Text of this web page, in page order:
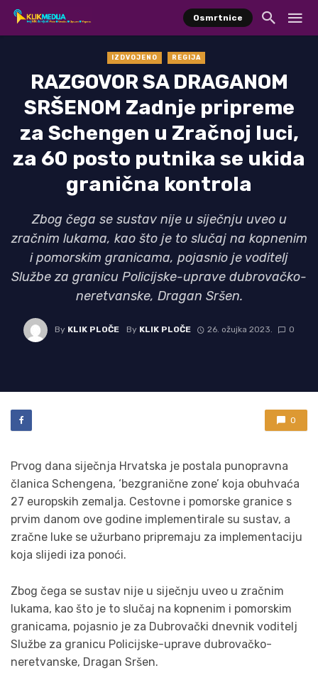
Osmrtnice
IZDVOJENO REGIJA
RAZGOVOR SA DRAGANOM
SRŠENOM Zadnje pripreme
za Schengen u Zračnoj luci,
za 60 posto putnika se ukida
granična kontrola
Zbog čega se sustav nije u siječnju uveo u
zračnim lukama, kao što je to slučaj na kopnenim
i pomorskim granicama, pojasnio je voditelj
Službe za granicu Policijske-uprave dubrovačko-
neretvanske, Dragan Sršen.
By KLIK PLOČE By KLIK PLOČE 26. ožujka 2023. 0
0
Prvog dana siječnja Hrvatska je postala punopravna
članica Schengena, ‘bezgranične zone’ koja obuhvaća
27 europskih zemalja. Cestovne i pomorske granice s
prvim danom ove godine implementirale su sustav, a
zračne luke se užurbano pripremaju za implementaciju
koja slijedi iza ponoći.
Zbog čega se sustav nije u siječnju uveo u zračnim
lukama, kao što je to slučaj na kopnenim i pomorskim
granicama, pojasnio je za Dubrovački dnevnik voditelj
Službe za granicu Policijske-uprave dubrovačko-
neretvanske, Dragan Sršen.